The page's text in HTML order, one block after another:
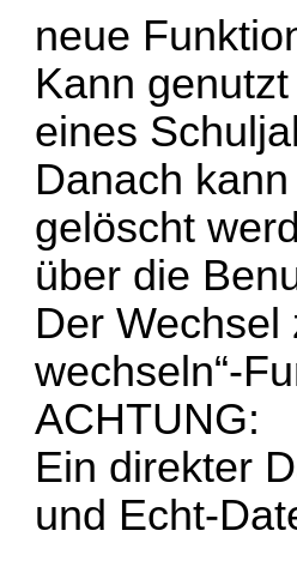
neue
Kann
eines
Danach
gelöscht
über die
Der Wechsel
wechseln“-
ACHTUNG:
Ein direkter
und Echt-